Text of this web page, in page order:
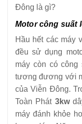
Đông là gì?
Motor công suất
Hầu hết các máy
đều sử dụng
máy còn có
tương đương với
của Viễn Đông.
Toàn Phát 3kw
máy đánh khỏe